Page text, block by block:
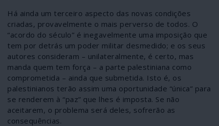
Há ainda um terceiro aspecto das novas condições
criadas, provavelmente o mais perverso de todos. O
“acordo do século” é inegavelmente uma imposição que
tem por detrás um poder militar desmedido; e os seus
autores consideram – unilateralmente, é certo, mas
manda quem tem força – a parte palestiniana como
comprometida – ainda que submetida. Isto é, os
palestinianos terão assim uma oportunidade “única” para
se renderem à “paz” que lhes é imposta. Se não
aceitarem, o problema será deles, sofrerão as
consequências.